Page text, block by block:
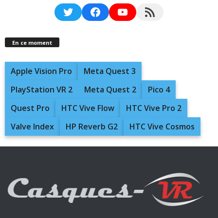
TwitterFacebookYouTubeRSS Feed
En ce moment
Apple Vision Pro
Meta Quest 3
PlayStation VR 2
Meta Quest 2
Pico 4
Quest Pro
HTC Vive Flow
HTC Vive Pro 2
Valve Index
HP Reverb G2 HTC Vive Cosmos